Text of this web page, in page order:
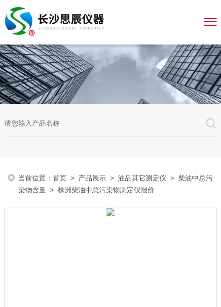
当前位置：首页 > 产品展示 >油品其它测定仪 > 柴油中总污
染物含量 > 株洲柴油中总污染物测定仪报价